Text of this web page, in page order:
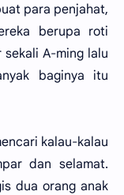
para penjahat,
berupa roti
A-ming lalu
baginya itu
kalau-kalau
dan selamat.
dua orang anak